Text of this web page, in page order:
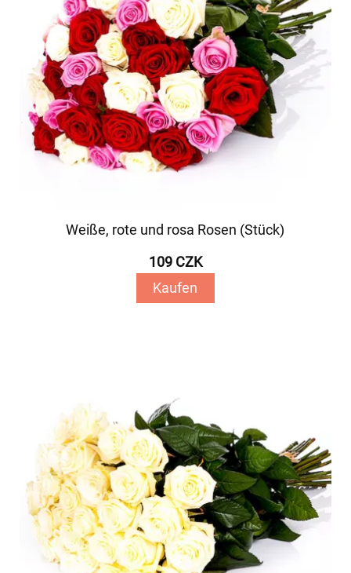
Weiße, rote und rosa Rosen (Stück)
109 CZK
Kaufen